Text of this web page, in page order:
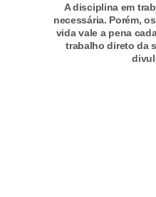
A disciplina em
necessária. Porém,
vida vale a pena
trabalho direto da